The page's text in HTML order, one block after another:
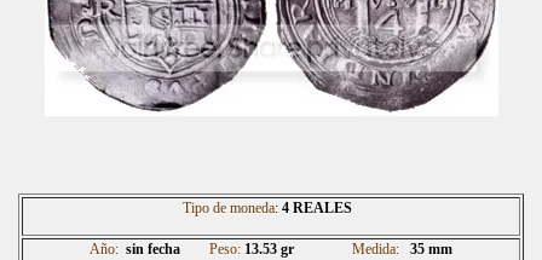
Tipo de moneda: 4 REALES
Año: sin fecha Peso: 13.53 gr Medida: 35 mm